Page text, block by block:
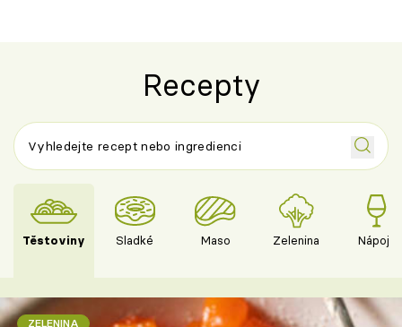
Recepty
Těstoviny Sladké Maso Zelenina Nápoje
ZELENINA